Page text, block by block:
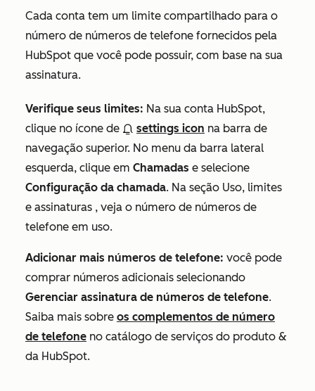
Cada conta tem um limite compartilhado para o
número de números de telefone fornecidos pela
HubSpot que você pode possuir, com base na sua
assinatura.
Verifique seus limites: Na sua conta HubSpot,
clique no ícone de
settings icon na barra de
navegação superior. No menu da barra lateral
esquerda, clique em Chamadas e selecione
Configuração da chamada. Na seção Uso, limites
e assinaturas , veja o número de números de
telefone em uso.
Adicionar mais números de telefone: você pode
comprar números adicionais selecionando
Gerenciar assinatura de números de telefone.
Saiba mais sobre os complementos de número
de telefone no catálogo de serviços do produto &
da HubSpot.